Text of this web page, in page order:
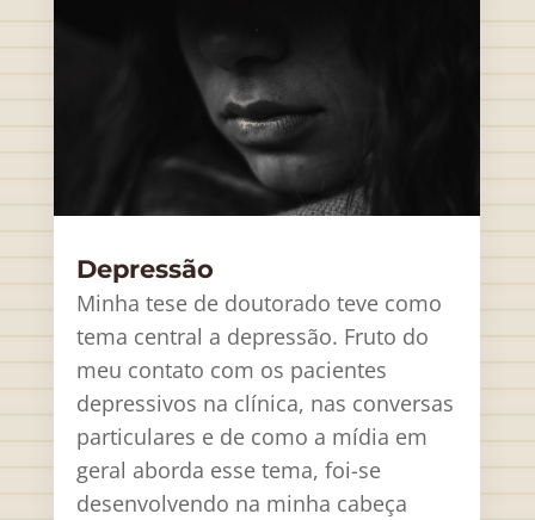
Depressão
Minha tese de doutorado teve como
tema central a depressão. Fruto do
meu contato com os pacientes
depressivos na clínica, nas conversas
particulares e de como a mídia em
geral aborda esse tema, foi-se
desenvolvendo na minha cabeça